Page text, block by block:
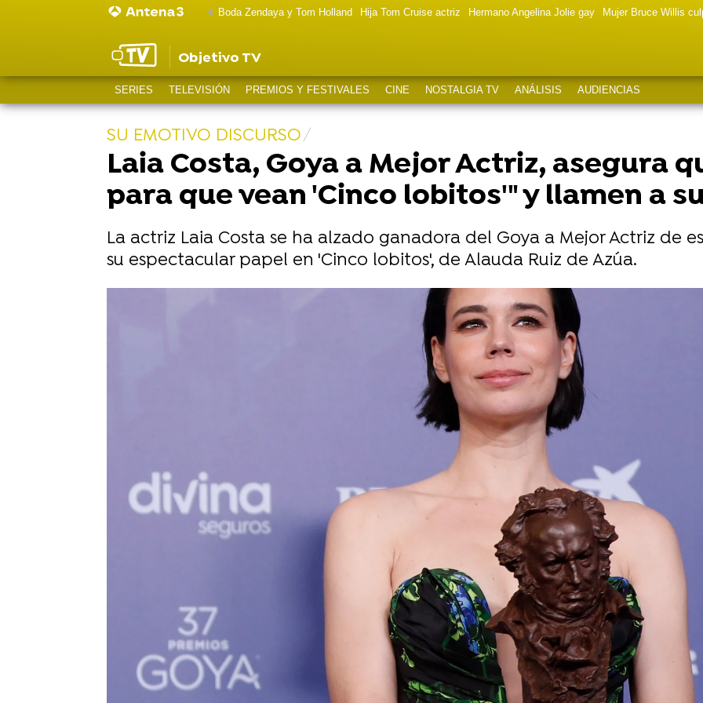
Boda Zendaya y Tom Holland Hija Tom Cruise actriz Hermano Angelina Jolie gay Mujer Bruce Willis
Objetivo TV
SERIES TELEVISIÓN PREMIOS Y FESTIVALES CINE NOSTALGIA TV ANÁLISIS AUDIENCIAS
SU EMOTIVO DISCURSO
Laia Costa, Goya a Mejor Actriz, asegura
para que vean 'Cinco lobitos'" y llamen a
La actriz Laia Costa se ha alzado ganadora del Goya a Mejor Actriz de
su espectacular papel en 'Cinco lobitos', de Alauda Ruiz de Azúa.
Luis Zahera, tras llevarse el Goya a Mejor Actor Reparto por 'As bestas': "Siempre quise
El impactante look de Eduardo Casanova en los Goya con un collar de diamantes que ya
Isabel S. Samaniego
Publicado:12 de febrero de 2023, 02:08
WhatsappFacebook
X
'Cinco lobitos'
se ha llevado su tercer premio de la noche y uno de